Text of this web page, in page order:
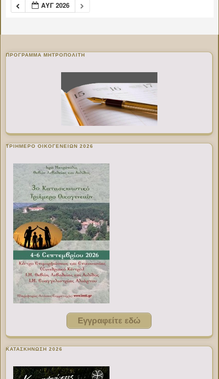
ΑΥΓ 2026
ΠΡΌΓΡΑΜΜΑ ΜΗΤΡΟΠΟΛΊΤΗ
ΤΡΙΗΜΕΡΟ ΟΙΚΟΓΕΝΕΙΩΝ 2026
Εγγραφείτε εδώ
ΚΑΤΑΣΚΗΝΩΣΗ 2026